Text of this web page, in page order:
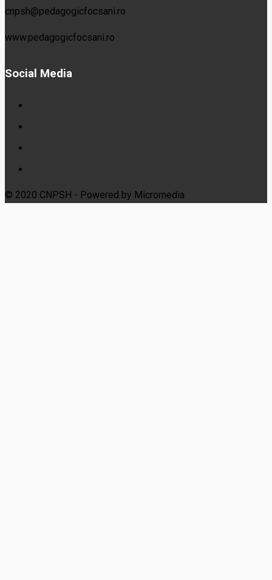
cnpsh@pedagogicfocsani.ro
www.pedagogicfocsani.ro
Social Media
© 2020 CNPSH - Powered by Micromedia